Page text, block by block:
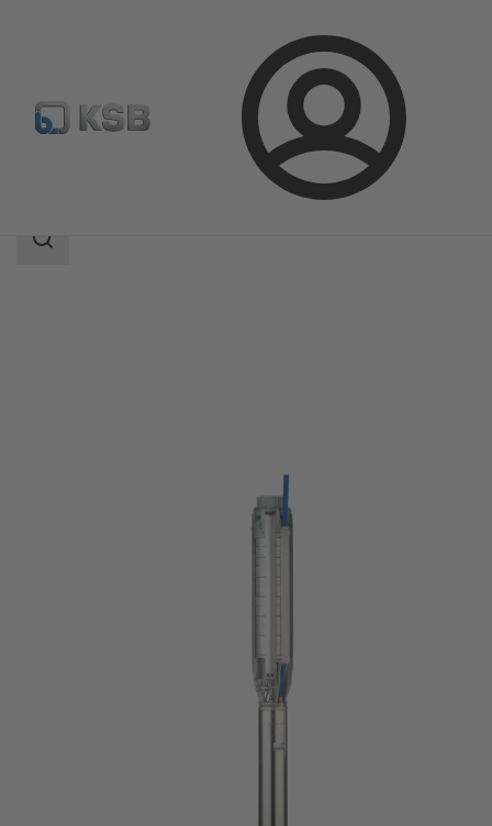
Connexion
Catalogue produits UPA C 150
Champ